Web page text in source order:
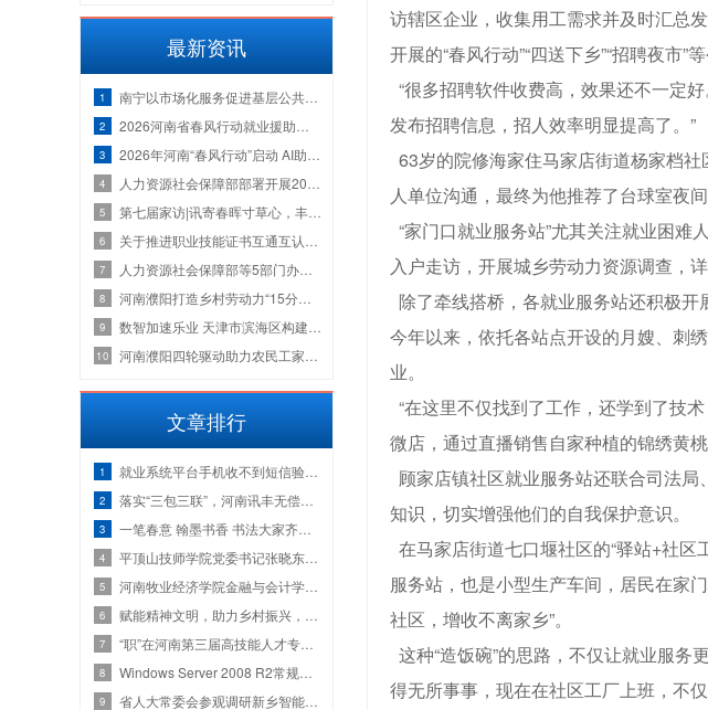
访辖区企业，收集用工需求并及时汇总
开展的“春风行动”“四送下乡”“招聘夜市
“很多招聘软件收费高，效果还不一定
发布招聘信息，招人效率明显提高了。”
63岁的院修海家住马家店街道杨家档
人单位沟通，最终为他推荐了台球室夜
“家门口就业服务站”尤其关注就业困难
入户走访，开展城乡劳动力资源调查，
除了牵线搭桥，各就业服务站还积极开
今年以来，依托各站点开设的月嫂、刺
业。
“在这里不仅找到了工作，还学到了技
微店，通过直播销售自家种植的锦绣黄
顾家店镇社区就业服务站还联合司法
知识，切实增强他们的自我保护意识。
在马家店街道七口堰社区的“驿站+社
服务站，也是小型生产车间，居民在家
社区，增收不离家乡”。
这种“造饭碗”的思路，不仅让就业服
得无所事事，现在在社区工厂上班，不
最新资讯
1
2
3
4
5
6
7
8
9
10
文章排行
1
2
3
4
5
6
7
8
9